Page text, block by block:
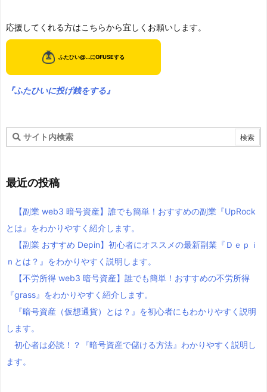
応援してくれる方はこちらから宜しくお願いします。
『ふたひいに投げ銭をする』
最近の投稿
【副業 web3 暗号資産】誰でも簡単！おすすめの副業『UpRock
とは』をわかりやすく紹介します。
【副業 おすすめ Depin】初心者にオススメの最新副業『Ｄｅｐｉ
ｎとは？』をわかりやすく説明します。
【不労所得 web3 暗号資産】誰でも簡単！おすすめの不労所得
『grass』をわかりやすく紹介します。
『暗号資産（仮想通貨）とは？』を初心者にもわかりやすく説明
します。
初心者は必読！？『暗号資産で儲ける方法』わかりやすく説明し
ます。